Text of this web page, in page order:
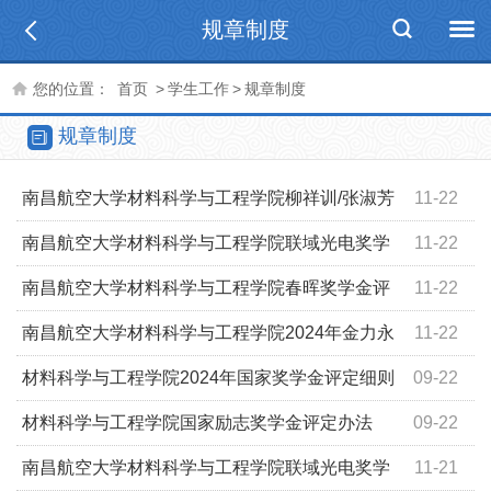
规章制度
您的位置： 首页 >学生工作>规章制度
规章制度
11-22
南昌航空大学材料科学与工程学院柳祥训/张淑芳
奖助金评定细则 11-22
南昌航空大学材料科学与工程学院联域光电奖学
金评定细则 11-22
南昌航空大学材料科学与工程学院春晖奖学金评
定细则 11-22
南昌航空大学材料科学与工程学院2024年金力永
磁奖学金评选细则 09-22
材料科学与工程学院2024年国家奖学金评定细则
09-22
材料科学与工程学院国家励志奖学金评定办法
11-21
南昌航空大学材料科学与工程学院联域光电奖学